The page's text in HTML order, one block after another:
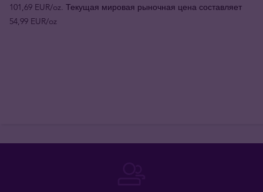
101,69 EUR/oz. Текущая мировая рыночная цена составляет
54,99 EUR/oz